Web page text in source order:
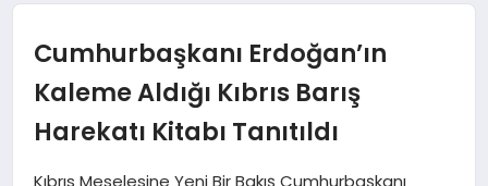
SAĞLIK
Cumhurbaşkanı Erdoğan’ın
Kaleme Aldığı Kıbrıs Barış
Harekatı Kitabı Tanıtıldı
Kıbrıs Meselesine Yeni Bir Bakış Cumhurbaşkanı